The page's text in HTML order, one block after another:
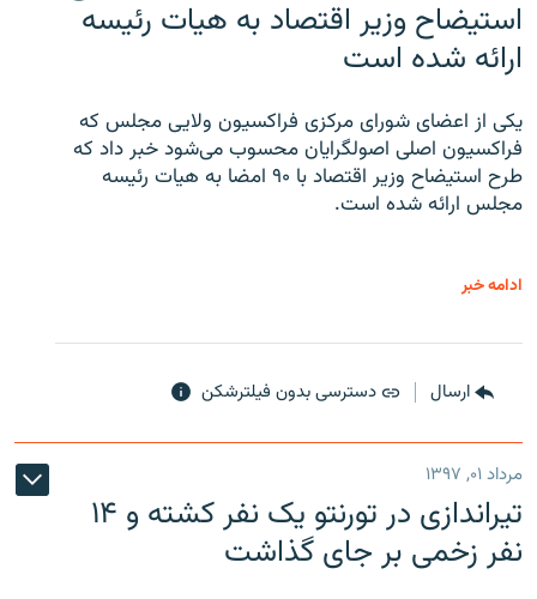
استیضاح وزیر اقتصاد به هیات رئیسه
ارائه شده است
یکی از اعضای شورای مرکزی فراکسیون ولایی مجلس که
فراکسیون اصلی اصولگرایان محسوب می‌شود خبر داد که
طرح استیضاح وزیر اقتصاد با ۹۰ امضا به هیات رئیسه
مجلس ارائه شده است.
ادامه خبر
ارسال دسترسی بدون فیلترشکن
مرداد ۰۱, ۱۳۹۷
تیراندازی در تورنتو یک نفر کشته و ۱۴
نفر زخمی بر جای گذاشت